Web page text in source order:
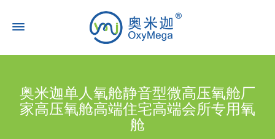
奥米迦单人氧舱静音型微高压氧舱厂
家高压氧舱高端住宅高端会所专用氧
舱